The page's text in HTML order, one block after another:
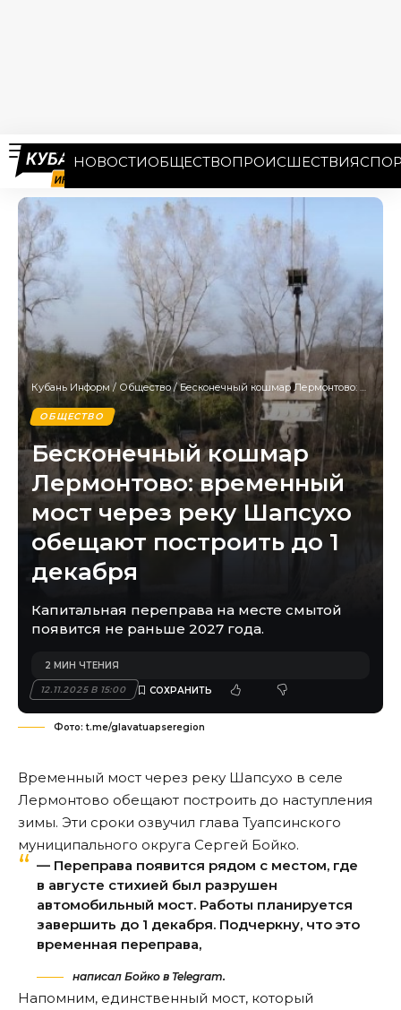
НОВОСТИОБЩЕСТВОПРОИСШЕСТВИЯ
Кубань Информ/ Общество/Бесконечный кошмар Лермонтово: временный мост через реку Шапсухо обещают построить до 1 декабря
ОБЩЕСТВО
Бесконечный кошмар
Лермонтово: временный
мост через реку Шапсухо
обещают построить до 1
декабря
Капитальная переправа на месте смытой
появится не раньше 2027 года.
12.11.2025 В 15:00
2 МИН ЧТЕНИЯ
Фото: t.me/glavatuapseregion
Временный мост через реку Шапсухо в селе
Лермонтово обещают построить до наступления
зимы. Эти сроки озвучил глава Туапсинского
муниципального округа Сергей Бойко.
— Переправа появится рядом с местом, где
в августе стихией был разрушен
автомобильный мост. Работы планируется
завершить до 1 декабря. Подчеркну, что это
временная переправа,
написал Бойко в Telegram.
Напомним, единственный мост, который